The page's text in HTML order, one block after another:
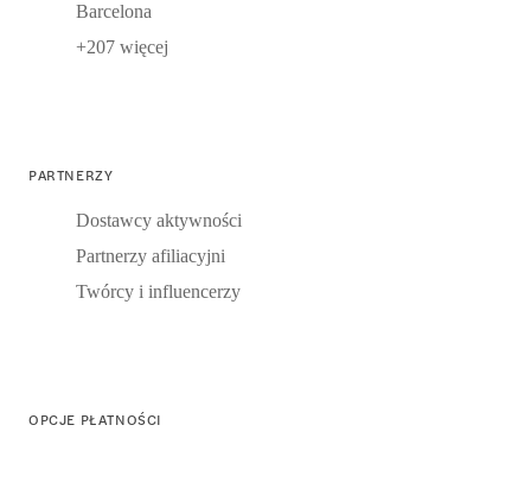
Barcelona
+207 więcej
PARTNERZY
Dostawcy aktywności
Partnerzy afiliacyjni
Twórcy i influencerzy
OPCJE PŁATNOŚCI